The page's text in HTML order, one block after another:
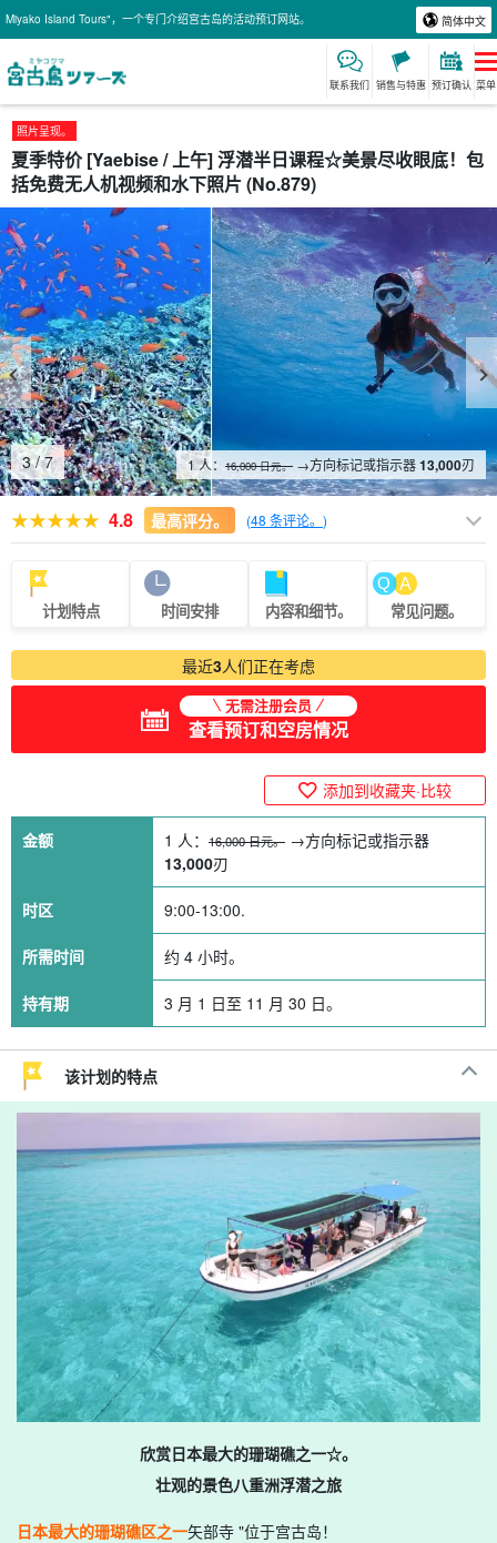
Miyako Island Tours"，一个专门介绍宫古岛的活动预订网站。 简体中文
联系我们 销售与特惠 预订确认 菜单
照片呈现。
夏季特价 [Yaebise / 上午] 浮潜半日课程☆美景尽收眼底！包
括免费无人机视频和水下照片 (No.879)
4/7 1 人： 16,000 日元。 →方向标记或指示器13,000刃
4.8 最高评分。 (48 条评论。 )
计划特点 时间安排 内容和细节。 常见问题。
最近3人们正在考虑
无需注册会员
查看预订和空房情况
添加到收藏夹·比较
金额 1 人： 16,000 日元。 →方向标记或指示器
13,000刃
时区 9:00-13:00.
所需时间 约 4 小时。
持有期 3 月 1 日至 11 月 30 日。
该计划的特点
欣赏日本最大的珊瑚礁之一☆。
壮观的景色八重洲浮潜之旅
日本最大的珊瑚礁区之一矢部寺 "位于宫古岛！